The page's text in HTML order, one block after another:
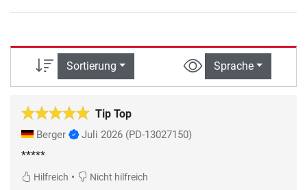
Sortierung Sprache
Tip Top
Berger Juli 2026 (PD-13027150)
*****
Hilfreich • Nicht hilfreich